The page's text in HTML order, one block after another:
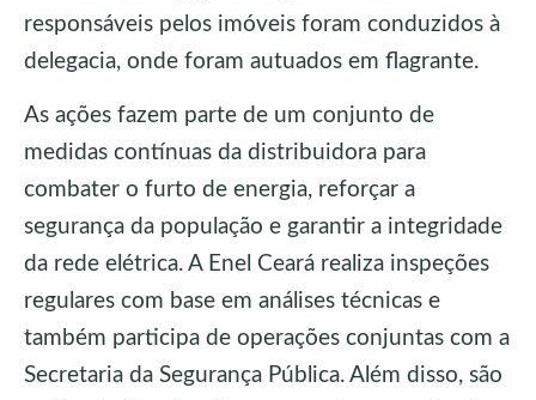
responsáveis pelos imóveis foram conduzidos à
delegacia, onde foram autuados em flagrante.
As ações fazem parte de um conjunto de
medidas contínuas da distribuidora para
combater o furto de energia, reforçar a
segurança da população e garantir a integridade
da rede elétrica. A Enel Ceará realiza inspeções
regulares com base em análises técnicas e
também participa de operações conjuntas com a
Secretaria da Segurança Pública. Além disso, são